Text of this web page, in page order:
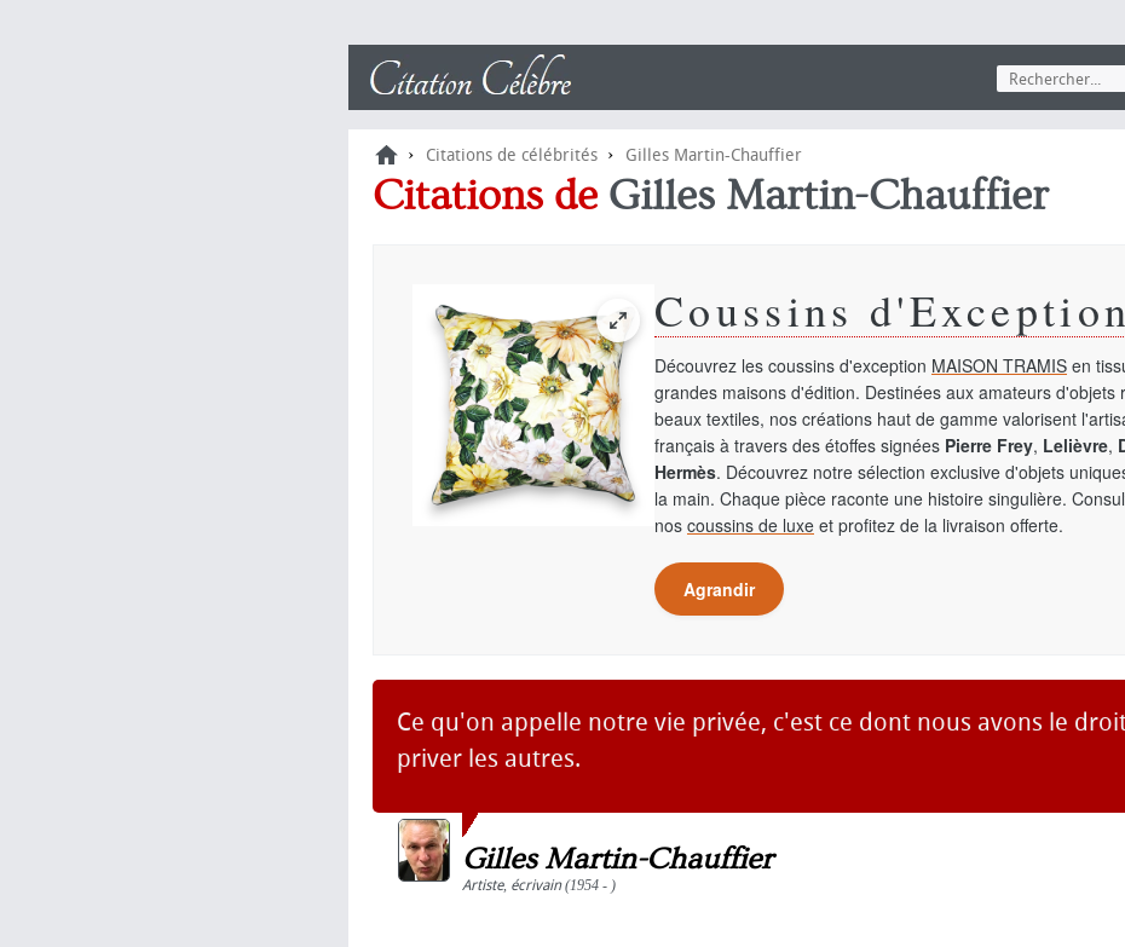
› Citations de célébrités › Gilles Martin-Chauffier
Citations de Gilles Martin-Chauffier
Coussins d'Exception
Découvrez les coussins d'exception MAISON TRAMIS en
grandes maisons d'édition. Destinées aux amateurs d'objets
beaux textiles, nos créations haut de gamme valorisent
français à travers des étoffes signées Pierre Frey, Lelièvre,
Hermès. Découvrez notre sélection exclusive d'objets
la main. Chaque pièce raconte une histoire singulière.
nos coussins de luxe et profitez de la livraison offerte.
Agrandir
Ce qu'on appelle notre vie privée, c'est ce dont nous avons le
priver les autres.
Gilles Martin-Chauffier
Artiste, écrivain(1954 - )